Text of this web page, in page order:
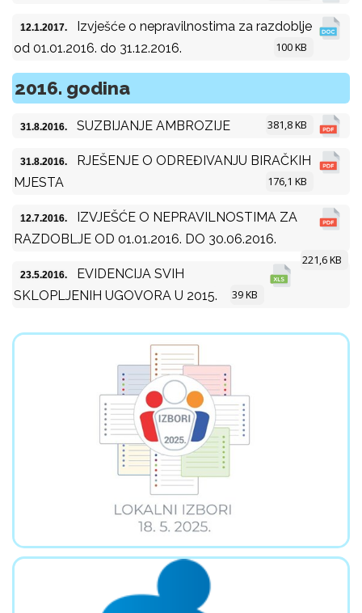
12.1.2017.
Izvješće o nepravilnostima za razdoblje
od 01.01.2016. do 31.12.2016.
100 KB
2016. godina
31.8.2016. SUZBIJANJE AMBROZIJE 381,8 KB
31.8.2016.
RJEŠENJE O ODREĐIVANJU BIRAČKIH
MJESTA
176,1 KB
12.7.2016.
IZVJEŠĆE O NEPRAVILNOSTIMA ZA
RAZDOBLJE OD 01.01.2016. DO 30.06.2016.
221,6 KB
23.5.2016.
EVIDENCIJA SVIH
SKLOPLJENIH UGOVORA U 2015.
39 KB